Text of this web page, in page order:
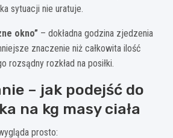
sytuacji nie uratuje.
okno” – dokładna godzina zjedzenia
znaczenie niż całkowita ilość
rozsądny rozkład na posiłki.
– jak podejść do
na kg masy ciała
prosto: